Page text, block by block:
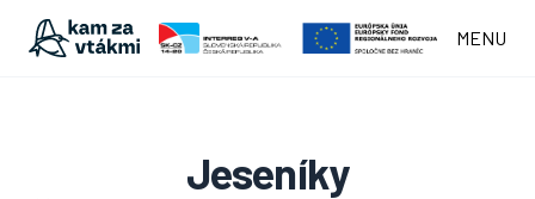
MENU
Jeseníky